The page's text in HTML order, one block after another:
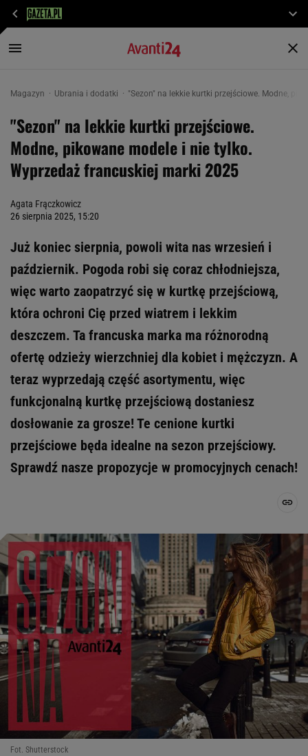
Magazyn Ubrania i dodatki "Sezon" na lekkie kurtki przejściowe. Modne,
"Sezon" na lekkie kurtki przejściowe.
Modne, pikowane modele i nie tylko.
Wyprzedaż francuskiej marki 2025
Agata Frączkowicz
26 sierpnia 2025, 15:20
Już koniec sierpnia, powoli wita nas wrzesień i
październik. Pogoda robi się coraz chłodniejsza,
więc warto zaopatrzyć się w kurtkę przejściową,
która ochroni Cię przed wiatrem i lekkim
deszczem. Ta francuska marka ma różnorodną
ofertę odzieży wierzchniej dla kobiet i mężczyzn. A
teraz wyprzedają część asortymentu, więc
funkcjonalną kurtkę przejściową dostaniesz
dosłowanie za grosze! Te cenione kurtki
przejściowe będa idealne na sezon przejściowy.
Sprawdź nasze propozycje w promocyjnych cenach!
Fot. Shutterstock